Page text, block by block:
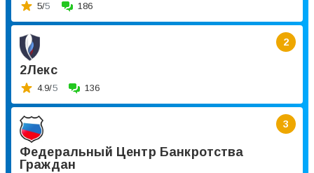
5/5 186
2
2Лекс
4.9/5 136
3
Федеральный Центр Банкротства
Граждан